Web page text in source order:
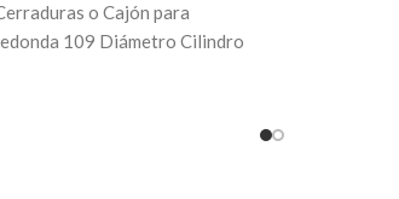
o Cajón para
109 Diámetro Cilindro